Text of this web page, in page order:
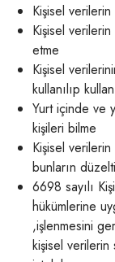
Kişisel
Kişisel
etme
Kişisel
kullanılıp
Yurt içinde ve
kişileri bilme
Kişisel
bunların
6698 sayılı
hükümlerine
,işlenmesini
kişisel